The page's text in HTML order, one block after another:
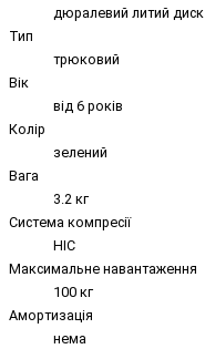
дюралевий литий диск
Тип
трюковий
Вік
від 6 років
Колір
зелений
Вага
3.2 кг
Система компресії
HIC
Максимальне навантаження
100 кг
Амортизація
нема